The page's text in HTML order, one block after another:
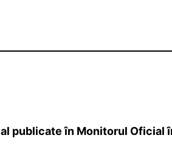
publicate în Monitorul Oficial